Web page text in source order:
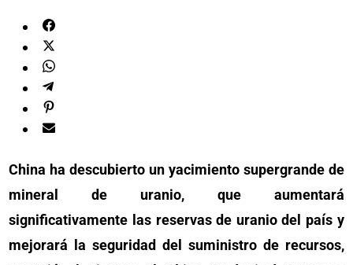
China ha descubierto un yacimiento supergrande de
mineral de uranio, que aumentará
significativamente las reservas de uranio del país y
mejorará la seguridad del suministro de recursos,